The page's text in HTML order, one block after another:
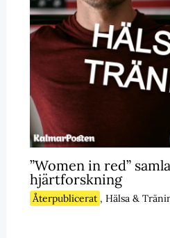
”Women in red”
hjärtforskning
Återpublicerat , Hälsa &